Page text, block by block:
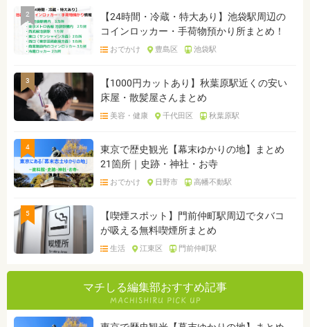
2
【24時間・冷蔵・特大あり】池袋駅周辺の
コインロッカー・手荷物預かり所まとめ！
おでかけ 豊島区 池袋駅
3
【1000円カットあり】秋葉原駅近くの安い
床屋・散髪屋さんまとめ
美容・健康 千代田区 秋葉原駅
4
東京で歴史観光【幕末ゆかりの地】まとめ
21箇所｜史跡・神社・お寺
おでかけ 日野市 高幡不動駅
5
【喫煙スポット】門前仲町駅周辺でタバコ
が吸える無料喫煙所まとめ
生活 江東区 門前仲町駅
マチしる編集部おすすめ記事